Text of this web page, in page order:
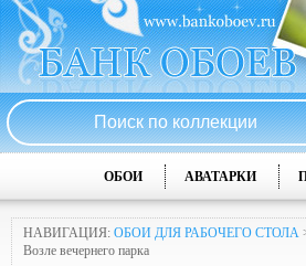
ОБОИ АВАТАРКИ
НАВИГАЦИЯ: ОБОИ ДЛЯ РАБОЧЕГО СТОЛА
Возле вечернегo парка